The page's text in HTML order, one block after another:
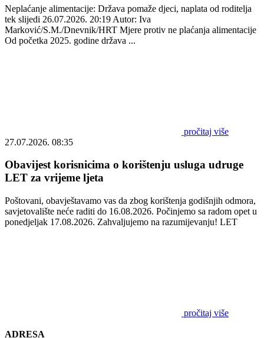
Neplaćanje alimentacije: Država pomaže djeci, naplata od roditelja
tek slijedi 26.07.2026. 20:19 Autor: Iva
Marković/S.M./Dnevnik/HRT Mjere protiv ne plaćanja alimentacije
Od početka 2025. godine država ...
pročitaj više
27.07.2026. 08:35
Obavijest korisnicima o korištenju usluga udruge
LET za vrijeme ljeta
Poštovani, obavještavamo vas da zbog korištenja godišnjih odmora,
savjetovalište neće raditi do 16.08.2026. Počinjemo sa radom opet u
ponedjeljak 17.08.2026. Zahvaljujemo na razumijevanju! LET
pročitaj više
ADRESA